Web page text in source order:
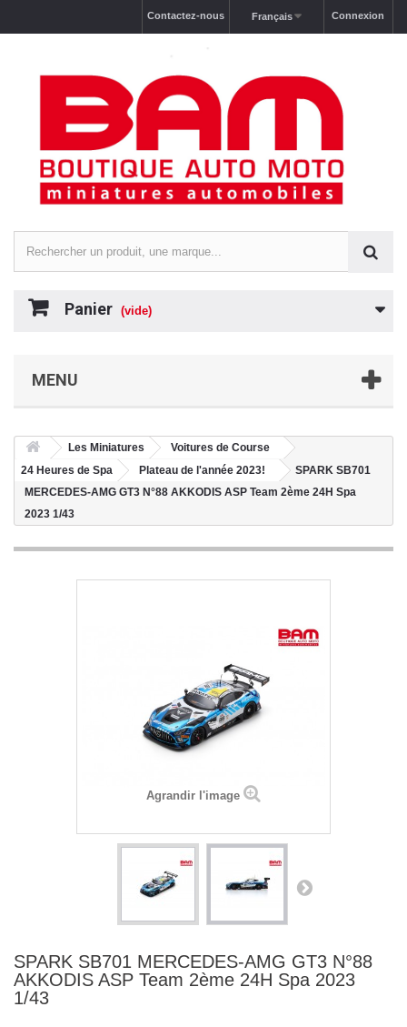
Connexion
Français
Contactez-nous
Panier (vide)
MENU
Les Miniatures
Voitures de Course
24 Heures de Spa
Plateau de l'année 2023!
SPARK SB701
MERCEDES-AMG GT3 N°88 AKKODIS ASP Team 2ème 24H Spa
2023 1/43
Agrandir l'image
SPARK SB701 MERCEDES-AMG GT3 N°88
AKKODIS ASP Team 2ème 24H Spa 2023
1/43